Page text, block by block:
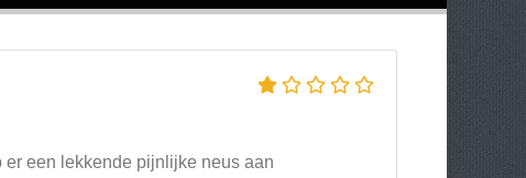
een lekkende pijnlijke neus aan